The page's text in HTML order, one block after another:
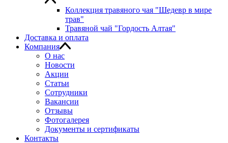
Коллекция травяного чая "Шедевр в мире
трав"
Травяной чай "Гордость Алтая"
Доставка и оплата
Компания
О нас
Новости
Акции
Статьи
Сотрудники
Вакансии
Отзывы
Фотогалерея
Документы и сертификаты
Контакты